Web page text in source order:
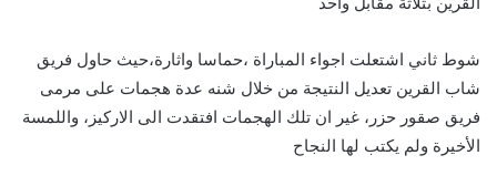
شوط ثاني اشتعلت اجواء المباراة ،حماسا واثارة،حيث حاول فريق
شاب القرين تعديل النتيجة من خلال شنه عدة هجمات على مرمى
فريق صقور حزر، غير ان تلك الهجمات افتقدت الى الاركيز، واللمسة
الأخيرة ولم يكتب لها النجاح